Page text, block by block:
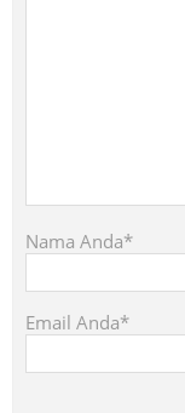
Nama Anda*
Email Anda*